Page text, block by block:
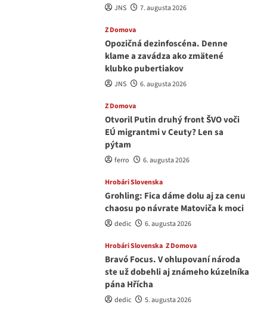
JNS 7. augusta 2026
Z Domova
Opozičná dezinfoscéna. Denne
klame a zavádza ako zmätené
klubko pubertiakov
JNS 6. augusta 2026
Z Domova
Otvoril Putin druhý front ŠVO voči
EÚ migrantmi v Ceuty? Len sa
pýtam
ferro 6. augusta 2026
Hrobári Slovenska
Grohling: Fica dáme dolu aj za cenu
chaosu po návrate Matoviča k moci
dedic 6. augusta 2026
Hrobári Slovenska Z Domova
Bravó Focus. V ohlupovaní národa
ste už dobehli aj známeho kúzelníka
pána Hřícha
dedic 5. augusta 2026